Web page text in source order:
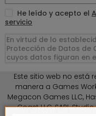
He leído y acepto el
servicio
Este sitio web no está
manera a Games
Megacon Games LLC,
Coast LLC, SARL